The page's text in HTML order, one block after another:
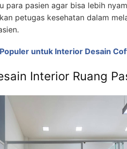
para pasien agar bisa lebih
petugas kesehatan dalam
untuk Interior Desain
Interior Ruang